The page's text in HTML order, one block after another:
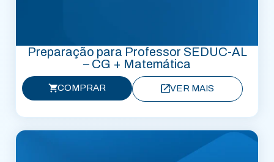
Preparação para Professor SEDUC-AL
– CG + Matemática
COMPRAR VER MAIS